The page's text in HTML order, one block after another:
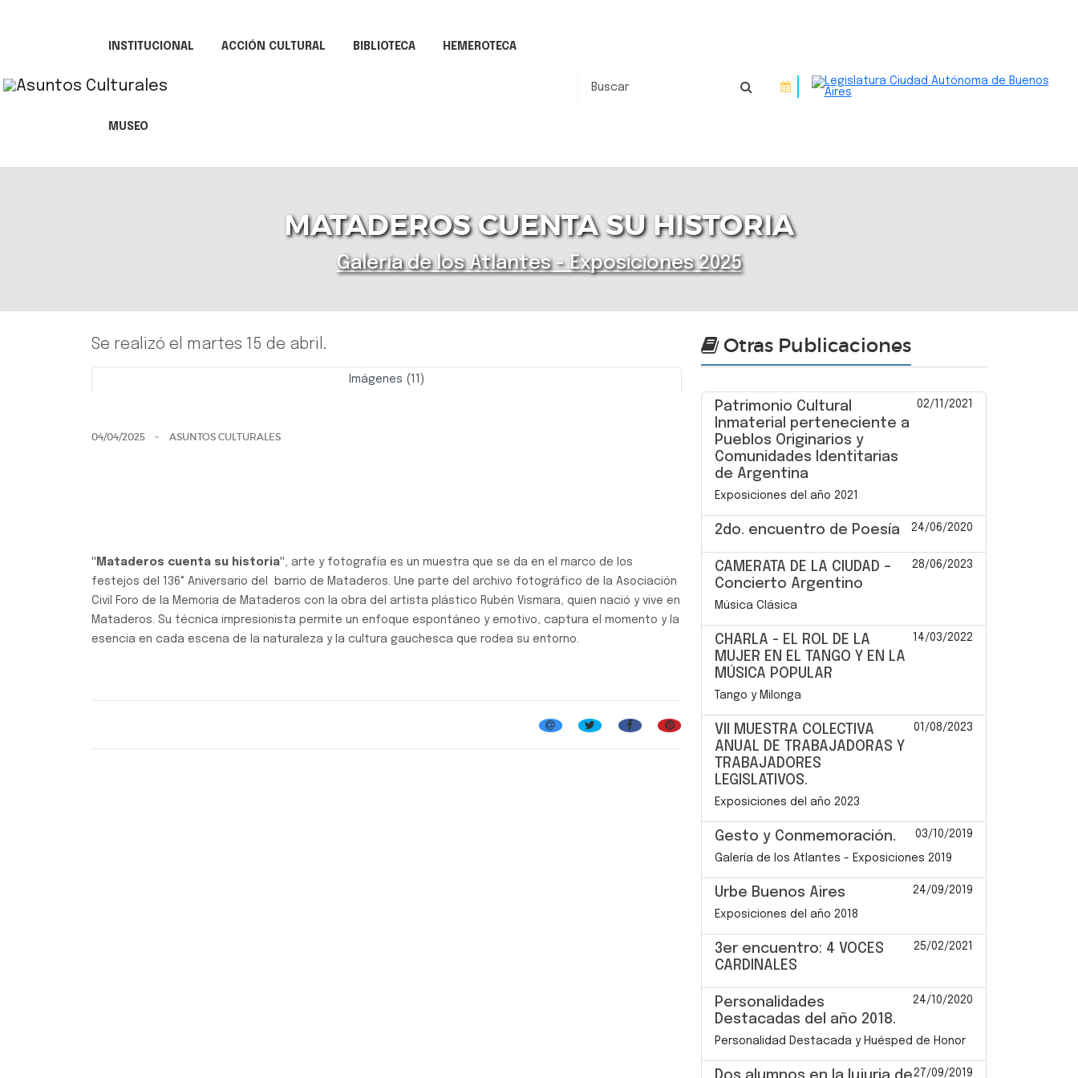
INSTITUCIONAL ACCIÓN CULTURAL BIBLIOTECA HEMEROTECA
MUSEO
MATADEROS CUENTA SU HISTORIA
Galería de los Atlantes - Exposiciones 2025
Se realizó el martes 15 de abril.
Imágenes (11)
04/04/2025 ASUNTOS CULTURALES
"Mataderos cuenta su historia", arte y fotografía es un muestra que se da en el marco de los
festejos del 136° Aniversario del barrio de Mataderos. Une parte del archivo fotográfico de la Asociación
Civil Foro de la Memoria de Mataderos con la obra del artista plástico Rubén Vismara, quien nació y vive en
Mataderos. Su técnica impresionista permite un enfoque espontáneo y emotivo, captura el momento y la
esencia en cada escena de la naturaleza y la cultura gauchesca que rodea su entorno.
Otras Publicaciones
Patrimonio Cultural
Inmaterial perteneciente a
Pueblos Originarios y
Comunidades Identitarias
de Argentina
02/11/2021
Exposiciones del año 2021
2do. encuentro de Poesía 24/06/2020
CAMERATA DE LA CIUDAD –
Concierto Argentino
28/06/2023
Música Clásica
CHARLA - EL ROL DE LA
MUJER EN EL TANGO Y EN LA
MÚSICA POPULAR
14/03/2022
Tango y Milonga
VII MUESTRA COLECTIVA
ANUAL DE TRABAJADORAS Y
TRABAJADORES
LEGISLATIVOS.
01/08/2023
Exposiciones del año 2023
Gesto y Conmemoración. 03/10/2019
Galería de los Atlantes - Exposiciones 2019
Urbe Buenos Aires 24/09/2019
Exposiciones del año 2018
3er encuentro: 4 VOCES
CARDINALES
25/02/2021
Personalidades
Destacadas del año 2018.
24/10/2020
Personalidad Destacada y Huésped de Honor
27/09/2019